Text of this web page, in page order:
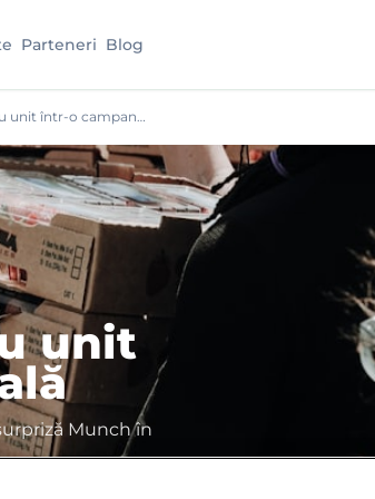
Parteneri Blog
unit într-o campan…
unit
Munch în